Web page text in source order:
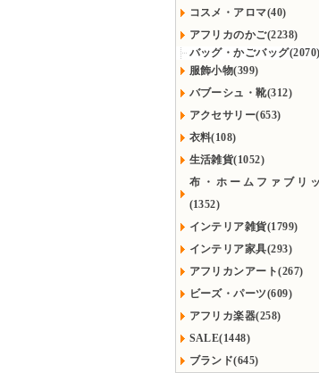
コスメ・アロマ(40)
アフリカのかご(2238)
バッグ・かごバッグ(2070)
服飾小物(399)
バブーシュ・靴(312)
アクセサリー(653)
衣料(108)
生活雑貨(1052)
布・ホームファブリ
(1352)
インテリア雑貨(1799)
インテリア家具(293)
アフリカンアート(267)
ビーズ・パーツ(609)
アフリカ楽器(258)
SALE(1448)
ブランド(645)